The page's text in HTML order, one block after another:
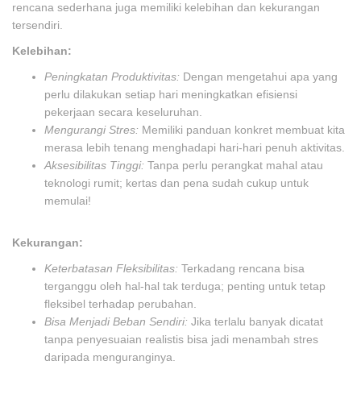
rencana sederhana juga memiliki kelebihan dan kekurangan
tersendiri.
Kelebihan:
Peningkatan Produktivitas: Dengan mengetahui apa yang
perlu dilakukan setiap hari meningkatkan efisiensi
pekerjaan secara keseluruhan.
Mengurangi Stres: Memiliki panduan konkret membuat kita
merasa lebih tenang menghadapi hari-hari penuh aktivitas.
Aksesibilitas Tinggi: Tanpa perlu perangkat mahal atau
teknologi rumit; kertas dan pena sudah cukup untuk
memulai!
Kekurangan:
Keterbatasan Fleksibilitas: Terkadang rencana bisa
terganggu oleh hal-hal tak terduga; penting untuk tetap
fleksibel terhadap perubahan.
Bisa Menjadi Beban Sendiri: Jika terlalu banyak dicatat
tanpa penyesuaian realistis bisa jadi menambah stres
daripada menguranginya.